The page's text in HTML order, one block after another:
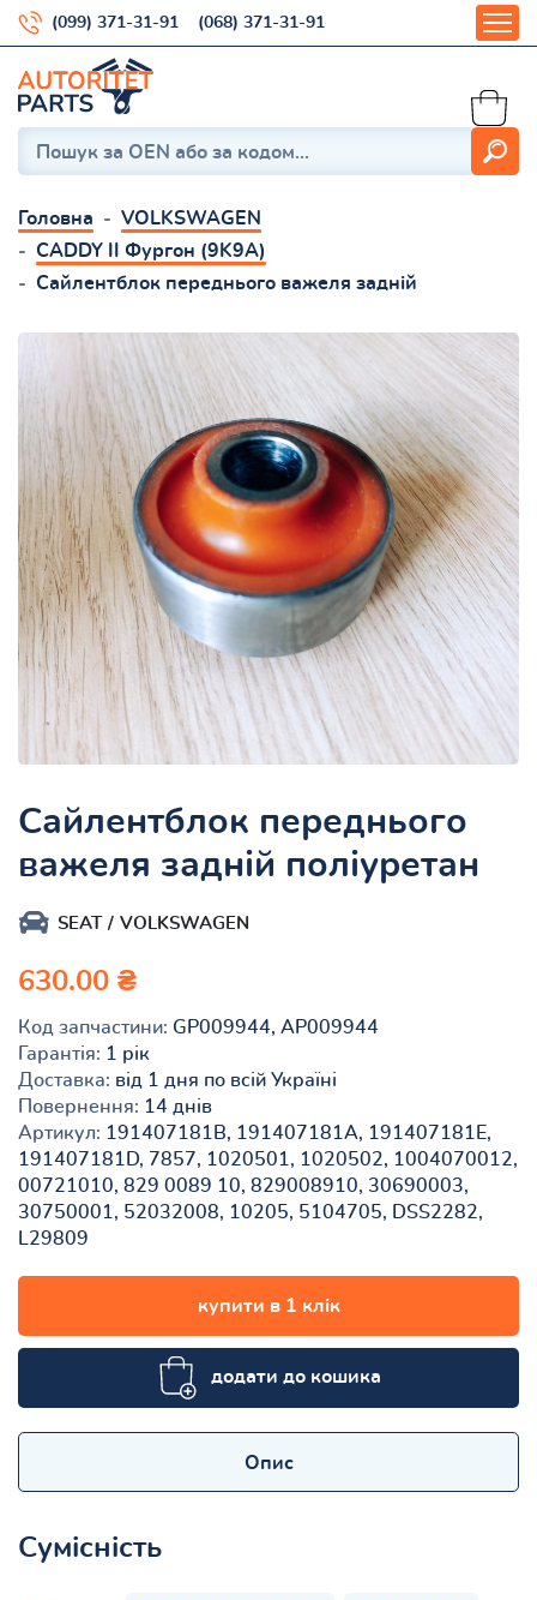
(099) 371-31-91 (068) 371-31-91
Головна
VOLKSWAGEN
CADDY II Фургон (9K9A)
Сайлентблок переднього важеля задній
Сайлентблок переднього
важеля задній поліуретан
SEAT VOLKSWAGEN
630.00 ₴
Код запчастини: GP009944, AP009944
Гарантія: 1 рік
Доставка: від 1 дня по всій Україні
Повернення: 14 днів
Артикул: 191407181B, 191407181A, 191407181E,
191407181D, 7857, 1020501, 1020502, 1004070012,
00721010, 829 0089 10, 829008910, 30690003,
30750001, 52032008, 10205, 5104705, DSS2282,
L29809
купити в 1 клік
додати до кошика
Опис
Сумісність